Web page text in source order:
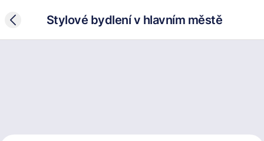
Stylové bydlení v hlavním městě